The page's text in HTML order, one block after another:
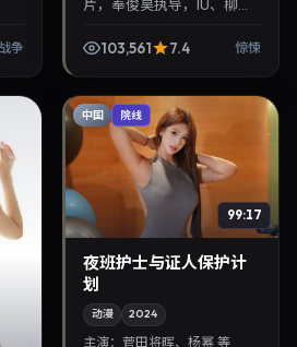
战争
片，奉俊昊执导，IU、柳俊
日首映，讲述人性抉择与反
103,561 7.4 惊悚
中国 院线
99:17
夜班护士与证人保护计
划
动漫 2024
主演：菅田将晖、杨幂 等